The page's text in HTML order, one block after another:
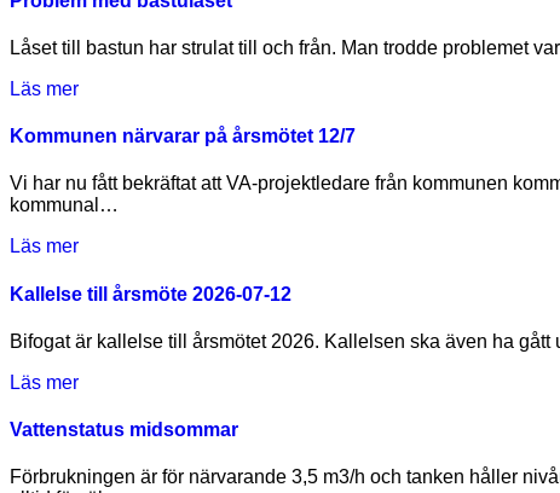
Låset till bastun har strulat till och från. Man trodde problemet
Läs mer
Kommunen närvarar på årsmötet 12/7
Vi har nu fått bekräftat att VA-projektledare från kommunen kommer närvara i början av årsmötet. Detta för att ge information och svara på frågor från medlemmarna om statusen för
kommunal…
Läs mer
Kallelse till årsmöte 2026-07-12
Bifogat är kallelse till årsmötet 2026. Kallelsen ska även ha
Läs mer
Vattenstatus midsommar
Förbrukningen är för närvarande 3,5 m3/h och tanken håller nivån. I nuläget finns det ingen planerad avstängning. Detta kan komma att förändras om förbrukningen ökar ännu mer. Som